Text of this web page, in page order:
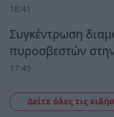
18:41
Συγκέντρωση
πυροσβεστών
17:45
Δείτε όλες τις